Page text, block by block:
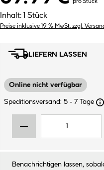
pro Stück
Inhalt: 1 Stück
Preise inklusive 19 % MwSt. zzgl.
LIEFERN LASSEN
Online nicht verfügbar
Speditionsversand: 5 - 7 Tage
Benachrichtigen lassen,